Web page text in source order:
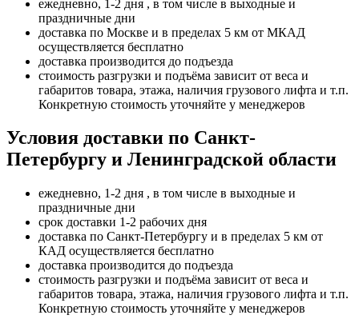
ежедневно, 1-2 дня , в том числе в выходные и
праздничные дни
доставка по Москве и в пределах 5 км от МКАД
осуществляется бесплатно
доставка производится до подъезда
стоимость разгрузки и подъёма зависит от веса и
габаритов товара, этажа, наличия грузового лифта и т.п.
Конкретную стоимость уточняйте у менеджеров
Условия доставки по Санкт-
Петербургу и Ленинградской области
ежедневно, 1-2 дня , в том числе в выходные и
праздничные дни
срок доставки 1-2 рабочих дня
доставка по Санкт-Петербургу и в пределах 5 км от
КАД осуществляется бесплатно
доставка производится до подъезда
стоимость разгрузки и подъёма зависит от веса и
габаритов товара, этажа, наличия грузового лифта и т.п.
Конкретную стоимость уточняйте у менеджеров